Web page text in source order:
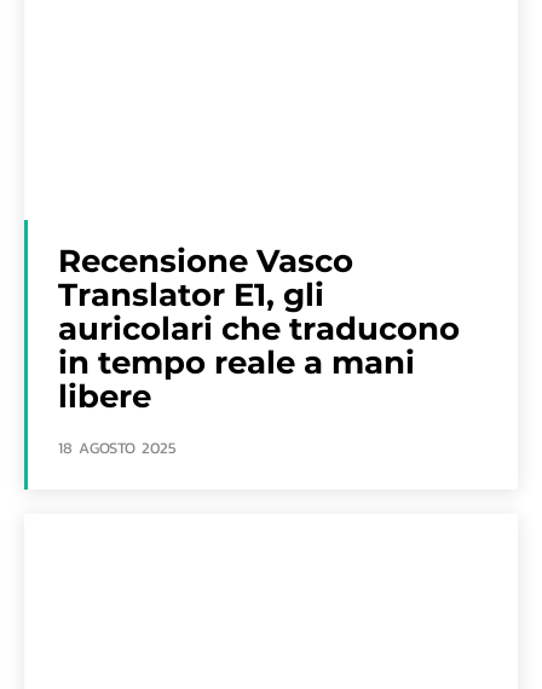
Recensione Vasco
Translator E1, gli
auricolari che traducono
in tempo reale a mani
libere
18 AGOSTO 2025